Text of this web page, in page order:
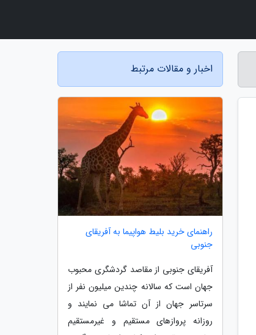
اخبار و مقالات مرتبط
راهنمای خرید بلیط هواپیما به آفریقای
جنوبی
آفریقای جنوبی از مقاصد گردشگری محبوب
جهان است که سالانه چندین میلیون نفر از
سرتاسر جهان از آن تماشا می نمایند و
روزانه پروازهای مستقیم و غیرمستقیم